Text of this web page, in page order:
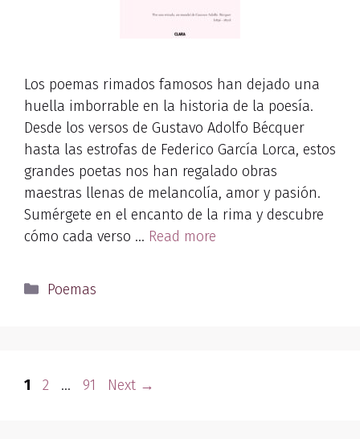
Los poemas rimados famosos han dejado una
huella imborrable en la historia de la poesía.
Desde los versos de Gustavo Adolfo Bécquer
hasta las estrofas de Federico García Lorca, estos
grandes poetas nos han regalado obras
maestras llenas de melancolía, amor y pasión.
Sumérgete en el encanto de la rima y descubre
cómo cada verso … Read more
Categories
Poemas
Page
1 Page
2 … Page
91 Next →